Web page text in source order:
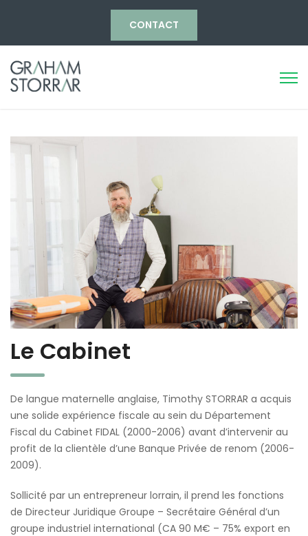
CONTACT
Le Cabinet
De langue maternelle anglaise, Timothy STORRAR a acquis
une solide expérience fiscale au sein du Département
Fiscal du Cabinet FIDAL (2000-2006) avant d’intervenir au
profit de la clientèle d’une Banque Privée de renom (2006-
2009).
Sollicité par un entrepreneur lorrain, il prend les fonctions
de Directeur Juridique Groupe – Secrétaire Général d’un
groupe industriel international (CA 90 M€ – 75% export en